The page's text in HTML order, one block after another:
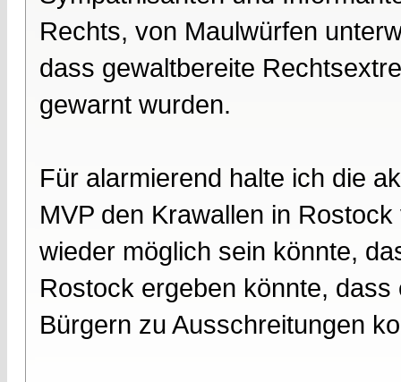
Rechts, von Maulwürfen
dass gewaltbereite
gewarnt wurden.
Für alarmierend halte ich die
MVP den Krawallen in
wieder möglich sein könnte,
Rostock ergeben könnte,
Bürgern zu Ausschreitungen